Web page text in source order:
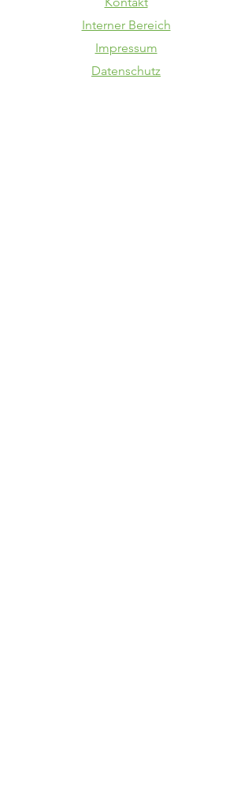
Interner Bereich
Impressum
Datenschutz